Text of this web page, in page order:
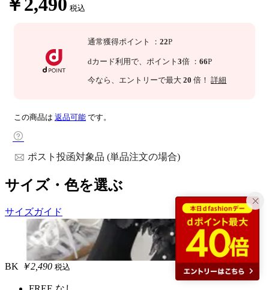
税込
通常獲得ポイント ：22P
dカード利用で、 ポイント3倍 ：66P
今なら 、エントリーで最大 20 倍！詳細
この商品は 返品可能 です。
ポスト投函対象品 (単品注文の場合)
サイズ・色を選ぶ
サイズガイド
BK ￥2,490 税込